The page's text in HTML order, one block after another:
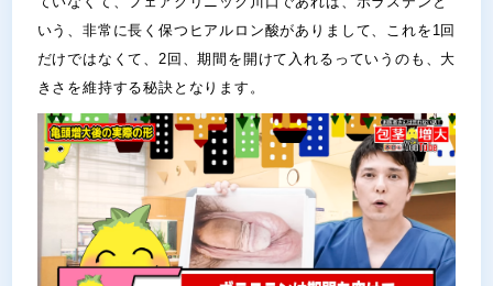
いう、非常に長く保つヒアルロン酸がありまして、これを1回
だけではなくて、2回、期間を開けて入れるっていうのも、大
きさを維持する秘訣となります。